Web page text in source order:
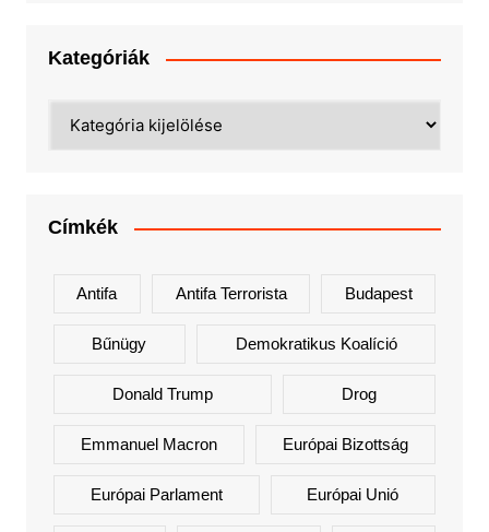
Kategóriák
Címkék
Antifa Antifa Terrorista Budapest
Bűnügy Demokratikus Koalíció
Donald Trump Drog
Emmanuel Macron Európai Bizottság
Európai Parlament Európai Unió